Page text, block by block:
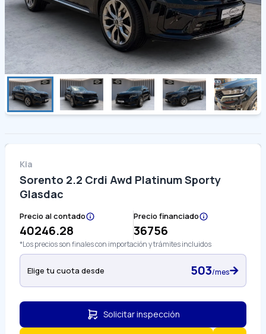
Kia
Sorento 2.2 Crdi Awd Platinum Sporty
Glasdac
Precio al contado
40246.28
Precio financiado
36756
*Los precios son finales con importación y trámites incluidos
Elige tu cuota desde 503/mes
Solicitar inspección